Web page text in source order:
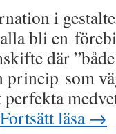
i
bli en
där ”både
princip som
Fortsätt läsa →